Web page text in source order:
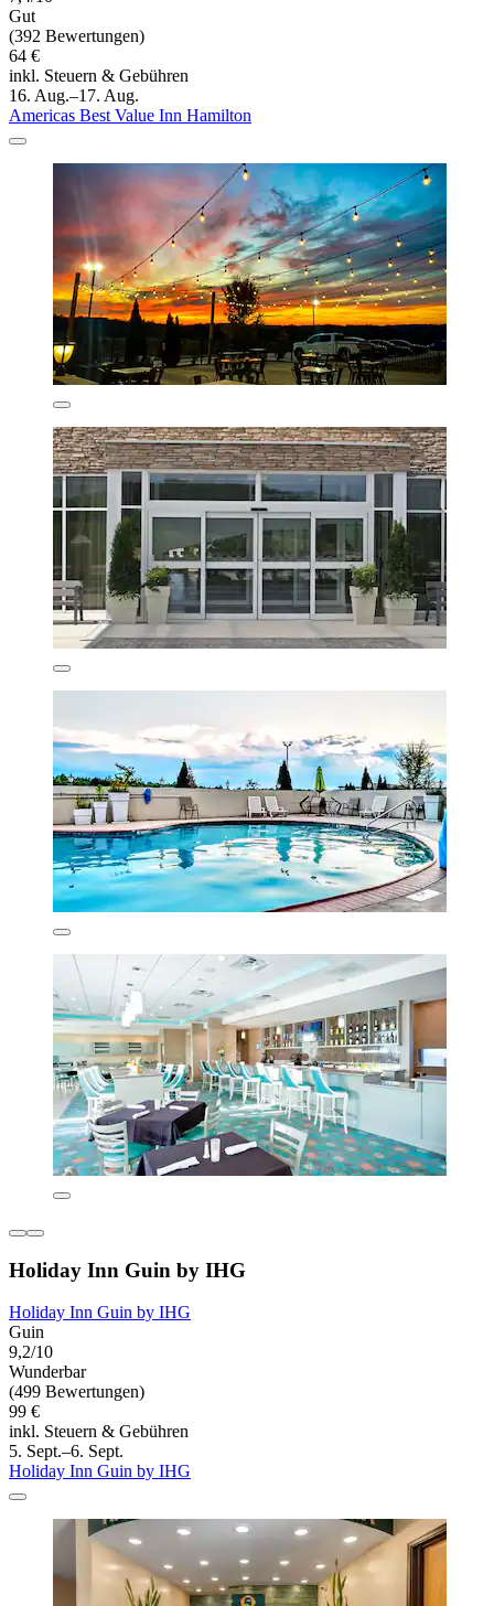
Gut
(392 Bewertungen)
64 €
inkl. Steuern & Gebühren
16. Aug.–17. Aug.
Americas Best Value Inn Hamilton
Holiday Inn Guin by IHG
Holiday Inn Guin by IHG
Guin
9,2/10
Wunderbar
(499 Bewertungen)
99 €
inkl. Steuern & Gebühren
5. Sept.–6. Sept.
Holiday Inn Guin by IHG